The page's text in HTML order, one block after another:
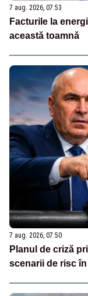
7 aug. 2026, 07:53
Facturile la
această toamnă
7 aug. 2026, 07:50
Planul de criză
scenarii de risc